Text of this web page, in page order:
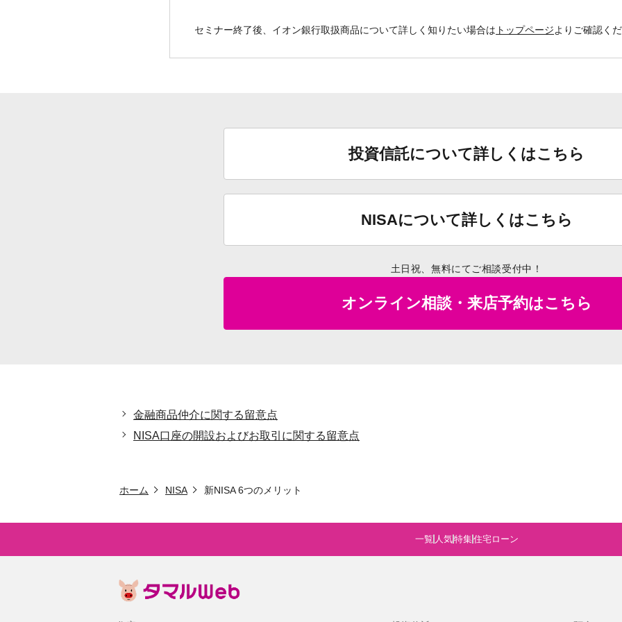
一覧 人気特集住宅ローン
セミナー終了後、イオン銀行取扱商品について詳しく知りたい場合は トップページよりご確認く
投資信託について詳しくはこちら
NISAについて詳しくはこちら
土日祝、無料にてご相談受付中！
オンライン相談・来店予約はこちら
金融商品仲介に関する留意点
NISA口座の開設およびお取引に関する留意点
ホーム NISA 新NISA 6つのメリット